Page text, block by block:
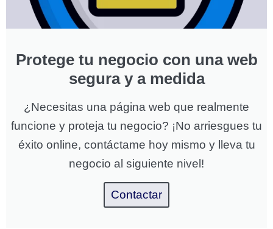
Protege tu negocio con una web
segura y a medida
¿Necesitas una página web que realmente
funcione y proteja tu negocio? ¡No arriesgues tu
éxito online, contáctame hoy mismo y lleva tu
negocio al siguiente nivel!
Contactar